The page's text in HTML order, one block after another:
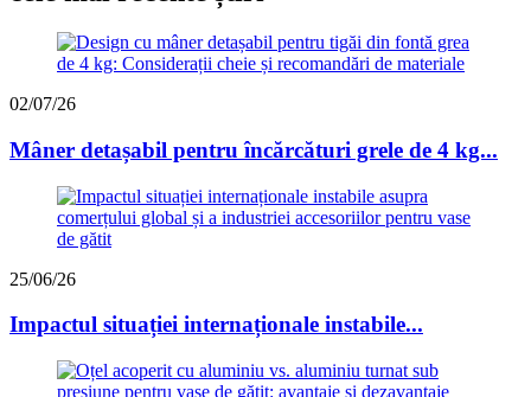
02/07/26
Mâner detașabil pentru încărcături grele de 4 kg...
25/06/26
Impactul situației internaționale instabile...